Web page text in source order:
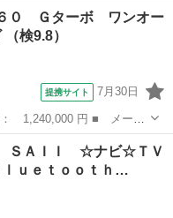
電動スライドドア クリ
０ Ｇターボ ワンオー
検9.8）
提携サイト 7月30日
グレード名： ６６０
■ 排気量： 660cc ■ ド...
ＳＡＩＩ ☆ナビ☆ＴＶ
ｕｅｔｏｏｔｈ…